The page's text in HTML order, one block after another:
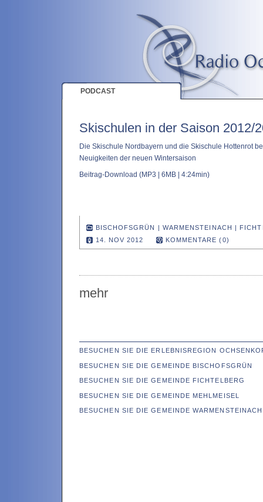
PODCAST
Skischulen in der Saison 2012/
Die Skischule Nordbayern und die Skischule Hottenrot
Neuigkeiten der neuen Wintersaison
Beitrag-Download (MP3 | 6MB | 4:24min)
BISCHOFSGRÜN WARMENSTEINACH
14. NOV 2012
KOMMENTARE (0)
mehr
BESUCHEN SIE DIE ERLEBNISREGION
BESUCHEN SIE DIE GEMEINDE BISCHOFSGRÜN
BESUCHEN SIE DIE GEMEINDE FICHTELBERG
BESUCHEN SIE DIE GEMEINDE MEHLMEISEL
BESUCHEN SIE DIE GEMEINDE WARMENSTEINACH